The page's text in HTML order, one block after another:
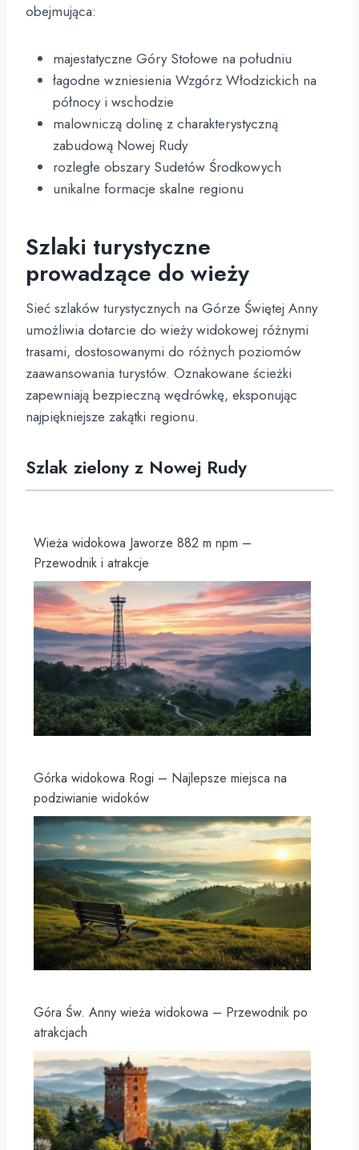
obejmująca:
majestatyczne Góry Stołowe na południu
łagodne wzniesienia Wzgórz Włodzickich na
północy i wschodzie
malowniczą dolinę z charakterystyczną
zabudową Nowej Rudy
rozległe obszary Sudetów Środkowych
unikalne formacje skalne regionu
Szlaki turystyczne
prowadzące do wieży
Sieć szlaków turystycznych na Górze Świętej Anny
umożliwia dotarcie do wieży widokowej różnymi
trasami, dostosowanymi do różnych poziomów
zaawansowania turystów. Oznakowane ścieżki
zapewniają bezpieczną wędrówkę, eksponując
najpiękniejsze zakątki regionu.
Szlak zielony z Nowej Rudy
Wieża widokowa Jaworze 882 m npm –
Przewodnik i atrakcje
Górka widokowa Rogi – Najlepsze miejsca na
podziwianie widoków
Góra Św. Anny wieża widokowa – Przewodnik po
atrakcjach